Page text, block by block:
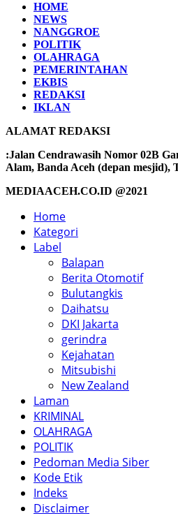
HOME
NEWS
NANGGROE
POLITIK
OLAHRAGA
PEMERINTAHAN
EKBIS
REDAKSI
IKLAN
ALAMAT REDAKSI
:Jalan Cendrawasih Nomor 02B
Alam, Banda Aceh (depan mesjid),
MEDIAACEH.CO.ID @2021
Home
Kategori
Label
Balapan
Berita Otomotif
Bulutangkis
Daihatsu
DKI Jakarta
gerindra
Kejahatan
Mitsubishi
New Zealand
Laman
KRIMINAL
OLAHRAGA
POLITIK
Pedoman Media Siber
Kode Etik
Indeks
Disclaimer